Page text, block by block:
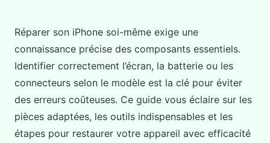
Réparer son iPhone soi-même exige une
connaissance précise des composants essentiels.
Identifier correctement l’écran, la batterie ou les
connecteurs selon le modèle est la clé pour éviter
des erreurs coûteuses. Ce guide vous éclaire sur les
pièces adaptées, les outils indispensables et les
étapes pour restaurer votre appareil avec efficacité